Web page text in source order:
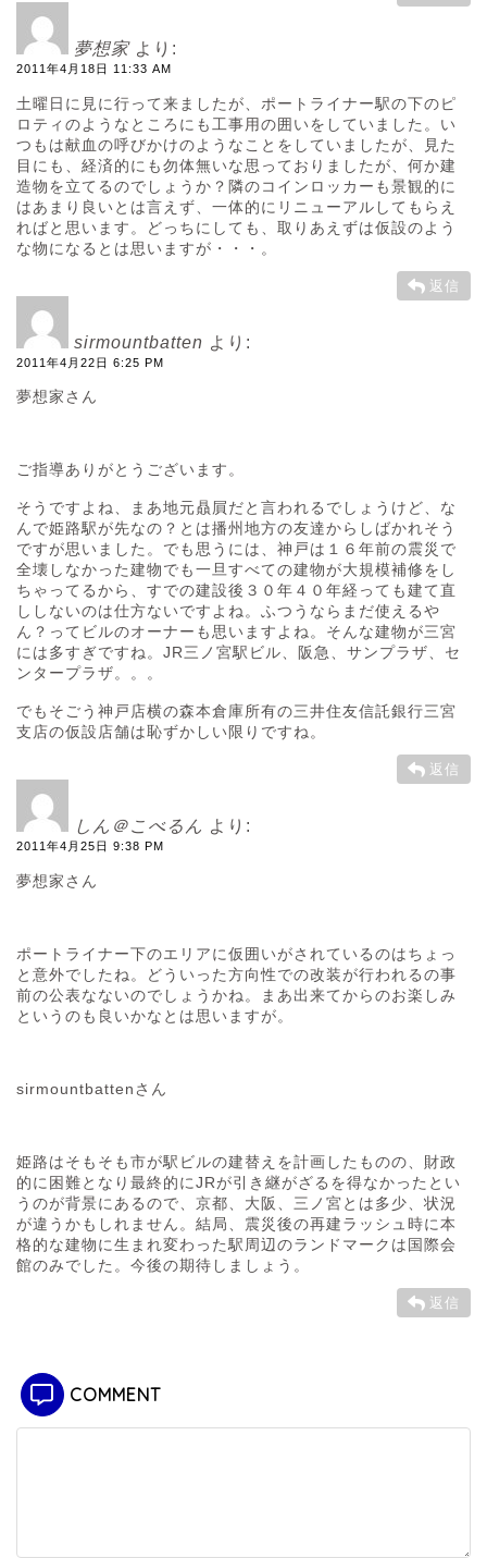
夢想家 より:
2011年4月18日 11:33 AM
土曜日に見に行って来ましたが、ポートライナー駅の下のピ
ロティのようなところにも工事用の囲いをしていました。い
つもは献血の呼びかけのようなことをしていましたが、見た
目にも、経済的にも勿体無いな思っておりましたが、何か建
造物を立てるのでしょうか？隣のコインロッカーも景観的に
はあまり良いとは言えず、一体的にリニューアルしてもらえ
ればと思います。どっちにしても、取りあえずは仮設のよう
な物になるとは思いますが・・・。
返信
sirmountbatten より:
2011年4月22日 6:25 PM
夢想家さん
ご指導ありがとうございます。
そうですよね、まあ地元贔屓だと言われるでしょうけど、な
んで姫路駅が先なの？とは播州地方の友達からしばかれそう
ですが思いました。でも思うには、神戸は１６年前の震災で
全壊しなかった建物でも一旦すべての建物が大規模補修をし
ちゃってるから、すでの建設後３０年４０年経っても建て直
ししないのは仕方ないですよね。ふつうならまだ使えるや
ん？ってビルのオーナーも思いますよね。そんな建物が三宮
には多すぎですね。JR三ノ宮駅ビル、阪急、サンプラザ、セ
ンタープラザ。。。
でもそごう神戸店横の森本倉庫所有の三井住友信託銀行三宮
支店の仮設店舗は恥ずかしい限りですね。
返信
しん＠こべるん より:
2011年4月25日 9:38 PM
夢想家さん
ポートライナー下のエリアに仮囲いがされているのはちょっ
と意外でしたね。どういった方向性での改装が行われるの事
前の公表なないのでしょうかね。まあ出来てからのお楽しみ
というのも良いかなとは思いますが。
sirmountbattenさん
姫路はそもそも市が駅ビルの建替えを計画したものの、財政
的に困難となり最終的にJRが引き継がざるを得なかったとい
うのが背景にあるので、京都、大阪、三ノ宮とは多少、状況
が違うかもしれません。結局、震災後の再建ラッシュ時に本
格的な建物に生まれ変わった駅周辺のランドマークは国際会
館のみでした。今後の期待しましょう。
返信
COMMENT